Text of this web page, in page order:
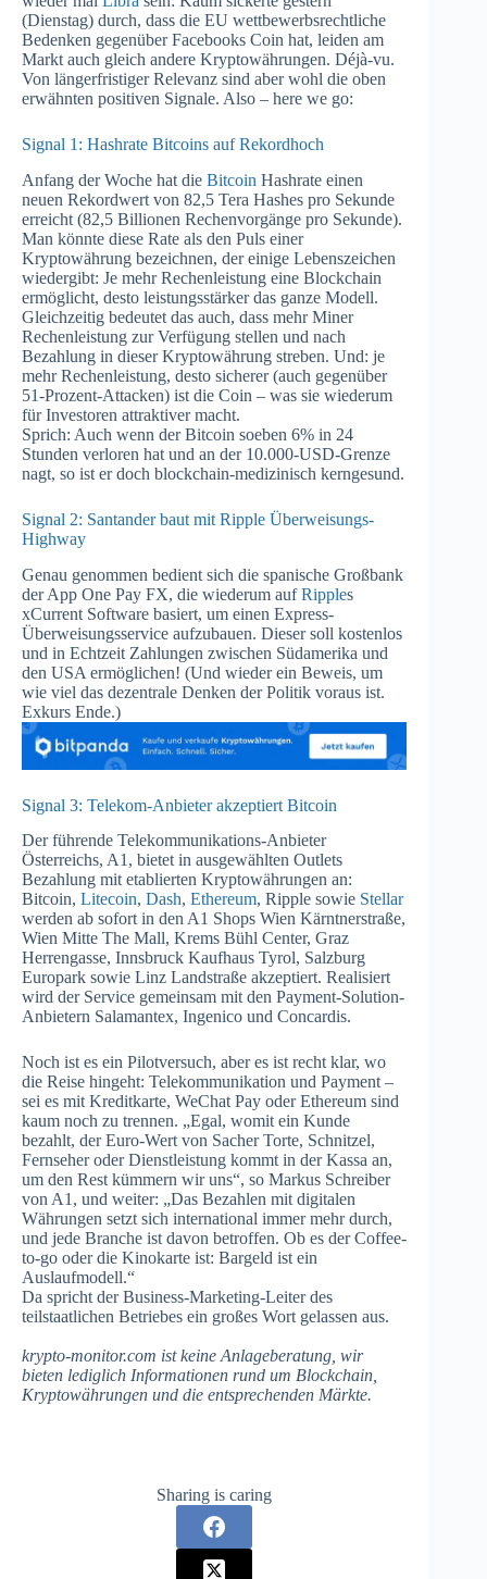
(Dienstag) durch, dass die EU wettbewerbsrechtliche
Bedenken gegenüber Facebooks Coin hat, leiden am
Markt auch gleich andere Kryptowährungen. Déjà-vu.
Von längerfristiger Relevanz sind aber wohl die oben
erwähnten positiven Signale. Also – here we go:
Signal 1: Hashrate Bitcoins auf Rekordhoch
Anfang der Woche hat die Bitcoin Hashrate einen
neuen Rekordwert von 82,5 Tera Hashes pro Sekunde
erreicht (82,5 Billionen Rechenvorgänge pro Sekunde).
Man könnte diese Rate als den Puls einer
Kryptowährung bezeichnen, der einige Lebenszeichen
wiedergibt: Je mehr Rechenleistung eine Blockchain
ermöglicht, desto leistungsstärker das ganze Modell.
Gleichzeitig bedeutet das auch, dass mehr Miner
Rechenleistung zur Verfügung stellen und nach
Bezahlung in dieser Kryptowährung streben. Und: je
mehr Rechenleistung, desto sicherer (auch gegenüber
51-Prozent-Attacken) ist die Coin – was sie wiederum
für Investoren attraktiver macht.
Sprich: Auch wenn der Bitcoin soeben 6% in 24
Stunden verloren hat und an der 10.000-USD-Grenze
nagt, so ist er doch blockchain-medizinisch kerngesund.
Signal 2: Santander baut mit Ripple Überweisungs-
Highway
Genau genommen bedient sich die spanische Großbank
der App One Pay FX, die wiederum aufRipples
xCurrent Software basiert, um einen Express-
Überweisungsservice aufzubauen. Dieser soll kostenlos
und in Echtzeit Zahlungen zwischen Südamerika und
den USA ermöglichen! (Und wieder ein Beweis, um
wie viel das dezentrale Denken der Politik voraus ist.
Exkurs Ende.)
Signal 3: Telekom-Anbieter akzeptiert Bitcoin
Der führende Telekommunikations-Anbieter
Österreichs, A1, bietet in ausgewählten Outlets
Bezahlung mit etablierten Kryptowährungen an:
Bitcoin, Litecoin, Dash, Ethereum, Ripple sowie Stellar
werden ab sofort in den A1 Shops Wien Kärntnerstraße,
Wien Mitte The Mall, Krems Bühl Center, Graz
Herrengasse, Innsbruck Kaufhaus Tyrol, Salzburg
Europark sowie Linz Landstraße akzeptiert. Realisiert
wird der Service gemeinsam mit den Payment-Solution-
Anbietern Salamantex, Ingenico und Concardis.
Noch ist es ein Pilotversuch, aber es ist recht klar, wo
die Reise hingeht: Telekommunikation und Payment –
sei es mit Kreditkarte, WeChat Pay oder Ethereum sind
kaum noch zu trennen. „Egal, womit ein Kunde
bezahlt, der Euro-Wert von Sacher Torte, Schnitzel,
Fernseher oder Dienstleistung kommt in der Kassa an,
um den Rest kümmern wir uns“, so Markus Schreiber
von A1, und weiter: „Das Bezahlen mit digitalen
Währungen setzt sich international immer mehr durch,
und jede Branche ist davon betroffen. Ob es der Coffee-
to-go oder die Kinokarte ist: Bargeld ist ein
Auslaufmodell.“
Da spricht der Business-Marketing-Leiter des
teilstaatlichen Betriebes ein großes Wort gelassen aus.
krypto-monitor.com ist keine Anlageberatung, wir
bieten lediglich Informationen rund um Blockchain,
Kryptowährungen und die entsprechenden Märkte.
Sharing is caring